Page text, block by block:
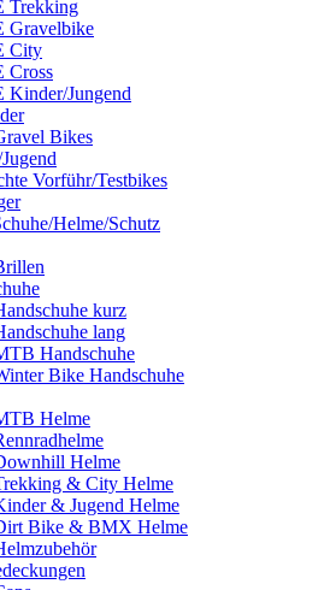
Trekking
Gravelbike
City
Cross
Kinder/Jungend
Bikes
Vorführ/Testbikes
Helme/Schutz
kurz
lang
Handschuhe
Bike Handschuhe
Helme
Helme
& City Helme
& Jugend Helme
Bike & BMX Helme